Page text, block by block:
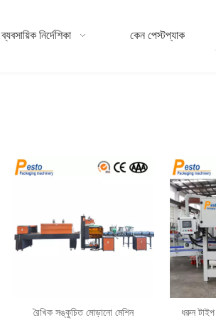
ব্যবসায়িক নির্দেশিকা কেন পেস্টপ্যাক
রৈখিক সঙ্কুচিত মোড়ানো মেশিন ধরুন